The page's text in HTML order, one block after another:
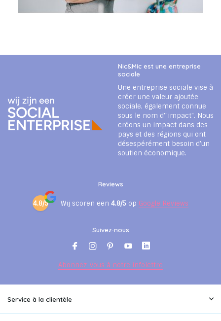
Nic&Mic est une entreprise
sociale
Une entreprise sociale vise à
créer une valeur ajoutée
sociale, également connue
sous le nom d'"impact". Nous
créons un impact dans des
pays et des régions qui ont
désespérément besoin d'un
soutien économique.
Reviews
4.8/5 Wij scoren een 4.8/5 op Google Reviews
Suivez-nous
Abonnez-vous à notre infolettre
Service à la clientèle